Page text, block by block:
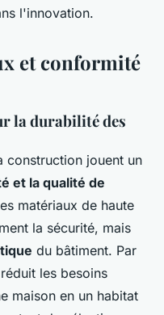
l'innovation.
et conformité
la durabilité des
construction jouent un
et la qualité de
matériaux de haute
la sécurité, mais
du bâtiment. Par
les besoins
maison en un habitat